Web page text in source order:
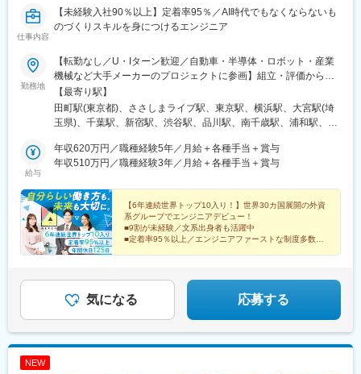
仕事内容
【未経験入社90％以上】定着率95％／AI時代でもなくならないも
のづくりスキルを身につけるエンジニア
勤務地
【転勤なし／U・Iターン歓迎／自動車・半導体・ロボット・産業
機械など大手メーカーのプロジェクトに参画】組立・評価からス
タートし、将来的には設計・生産技術・プロジェクト管理などへ
ステップアップできます。※プロジェクト先は、希望を最大限考慮
の上、決定※転居を伴う無理な転勤はなし※引越し費用補助・帰省
ト先＞■北海道：千歳市■関東：埼玉県・千葉県・東京都・神奈川
県・山梨県■東海：岐阜県・静岡県・愛知県・三重県■滋賀：彦根
池郡※プロジェクト先（勤務地）は、希望を最大限考慮の上、決定
します。※勤務地一覧以外にも勤務地がございます。詳しくは面接
時にお話しさせていただきます。＜拠点＞東京本社／東京都港区
芝浦3-5-39 田町イーストウィング2F名古屋オフィス／愛知県名古
屋市中村区平池町4-60-12 グローバルゲート ウエストタワー9F
【最寄り駅】
田町駅(東京都)、ささしまライブ駅、東京駅、横浜駅、大宮駅(埼
玉県)、千葉駅、新宿駅、渋谷駅、品川駅、南千歳駅、浦和駅、県
津駅、スクリーン駅、高岡駅、西諫早駅、原水駅、三田駅(東京
都)、米野駅、日本橋駅(東京都)、新高島駅、京成千葉駅、新宿駅
駅、高宮駅(滋賀県)、名鉄名古屋駅、三越前駅、高島町駅、栄町駅
(千葉県)、新宿西口駅、高輪ゲートウェイ駅、千葉中央駅、静岡
駅、末広町駅(富山県)
給与
年収620万円／職種経験5年／月給＋各種手当＋賞与
年収510万円／職種経験3年／月給＋各種手当＋賞与
【6年連続世界トップ10入り！】世界30カ国展開の外資
系グループでエンジニアデビュー！
■9割が未経験／文系出身者も活躍中
■定着率95％以上／エンジニアファーストな制度多数
気になる 応募する
NEW